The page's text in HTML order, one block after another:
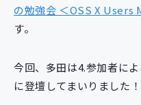
の勉強会 ＜OSS X Users
す。
今回、多田は4.参加者に
に登壇してまいりました！